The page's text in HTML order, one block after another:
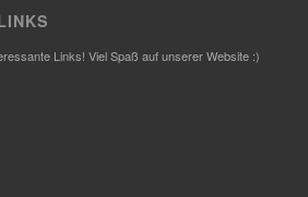
Links! Viel Spaß auf unserer Website :)